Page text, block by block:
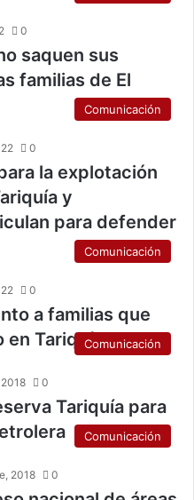
0
saquen sus
familias de El
Comunicación
0
la explotación
y
para defender
Comunicación
0
a familias que
TariquíaComunicación
0
Tariquía para
Comunicación
2018 0